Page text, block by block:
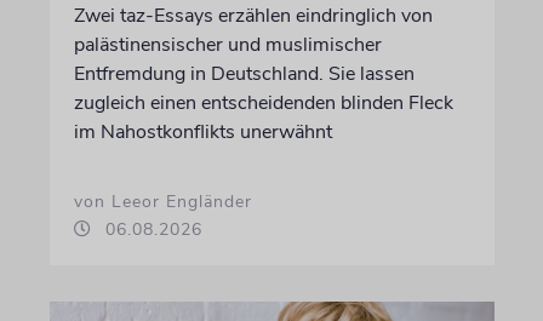
Zwei taz-Essays erzählen eindringlich von
palästinensischer und muslimischer
Entfremdung in Deutschland. Sie lassen
zugleich einen entscheidenden blinden Fleck
im Nahostkonflikts unerwähnt
von Leeor Engländer
06.08.2026